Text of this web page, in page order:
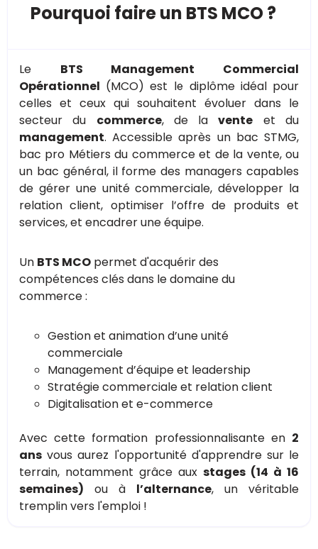
Pourquoi faire un BTS MCO ?
Le BTS Management Commercial
Opérationnel (MCO) est le diplôme idéal pour
celles et ceux qui souhaitent évoluer dans le
secteur du commerce, de lavente et du
management. Accessible après un bac STMG,
bac pro Métiers du commerce et de la vente, ou
un bac général, il forme des managers capables
de gérer une unité commerciale, développer la
relation client, optimiser l’offre de produits et
services, et encadrer une équipe.
Un BTS MCO permet d'acquérir des
compétences clés dans le domaine du
commerce :
Gestion et animation d’une unité
commerciale
Management d’équipe et leadership
Stratégie commerciale et relation client
Digitalisation et e-commerce
Avec cette formation professionnalisante en 2
ans vous aurez l'opportunité d'apprendre sur le
terrain, notamment grâce aux stages (14 à 16
semaines) ou à l’alternance, un véritable
tremplin vers l'emploi !